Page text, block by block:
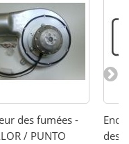
des fumées -
/ PUNTO
des